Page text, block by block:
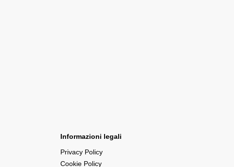
Informazioni legali
Privacy Policy
Cookie Policy